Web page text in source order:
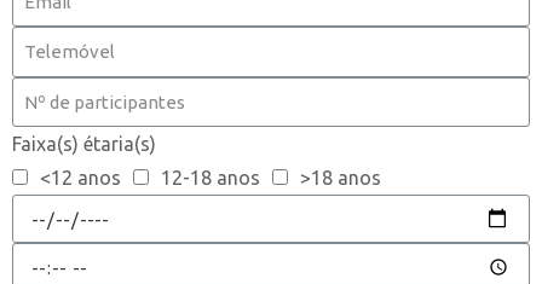
Faixa(s) étaria(s)
<12 anos
12-18 anos >18 anos